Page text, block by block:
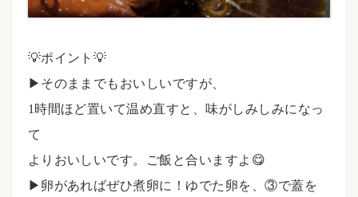
💡ポイント💡⠀
▶︎そのままでもおいしいですが、
1時間ほど置いて温め直すと、味がしみしみになっ
て
よりおいしいです。ご飯と合いますよ😋
▶卵があればぜひ煮卵に！ゆでた卵を、③で蓋を